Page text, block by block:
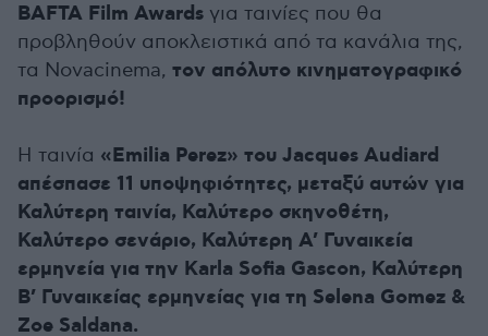
BAFTA Film Awards για ταινίες που θα
προβληθούν αποκλειστικά από τα κανάλια της,
τα Novacinema, τον απόλυτο κινηματογραφικό
προορισμό!
Η ταινία «Emilia Perez» του Jacques Audiard
απέσπασε 11 υποψηφιότητες, μεταξύ αυτών για
Καλύτερη ταινία, Καλύτερο σκηνοθέτη,
Καλύτερο σενάριο, Καλύτερη Α’ Γυναικεία
ερμηνεία για την Karla Sofia Gascon, Καλύτερη
Β’ Γυναικείας ερμηνείας για τη Selena Gomez &
Zoe Saldana.